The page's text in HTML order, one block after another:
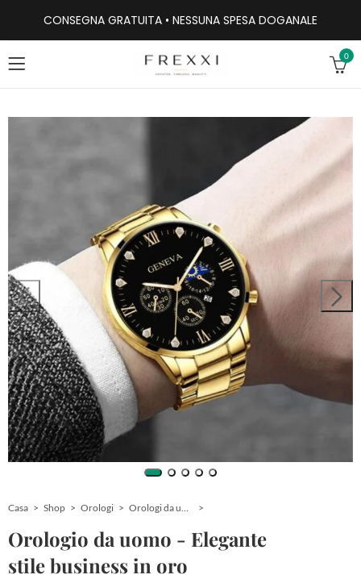
CONSEGNA GRATUITA • NESSUNA SPESA DOGANALE
0
Casa Shop Orologi Orologi da uomo
Orologio da uomo - Elegante
stile business in oro